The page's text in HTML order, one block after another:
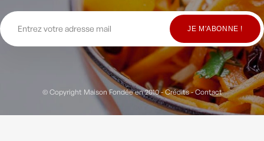
© Copyright Maison Fondée en 2010-Crédits-Contact